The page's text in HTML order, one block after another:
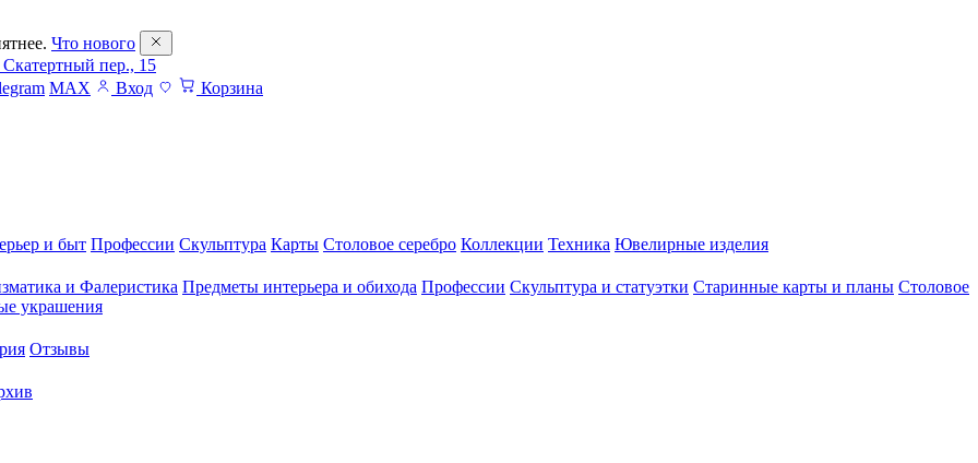
Что нового
пер., 15
MAX Вход Корзина
и быт Профессии Скульптура Карты Столовое серебро Коллекции Техника Ювелирные изделия
и Фалеристика Предметы интерьера и обихода Профессии Скульптура и статуэтки Старинные карты и планы Столовое
украшения
Отзывы